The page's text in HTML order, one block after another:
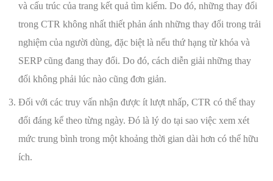
và cấu trúc của trang kết quả tìm kiếm. Do đó, những thay đổi
trong CTR không nhất thiết phản ánh những thay đổi trong trải
nghiệm của người dùng, đặc biệt là nếu thứ hạng từ khóa và
SERP cũng đang thay đổi. Do đó, cách diễn giải những thay
đổi không phải lúc nào cũng đơn giản.
Đối với các truy vấn nhận được ít lượt nhấp, CTR có thể thay
đổi đáng kể theo từng ngày. Đó là lý do tại sao việc xem xét
mức trung bình trong một khoảng thời gian dài hơn có thể hữu
ích.